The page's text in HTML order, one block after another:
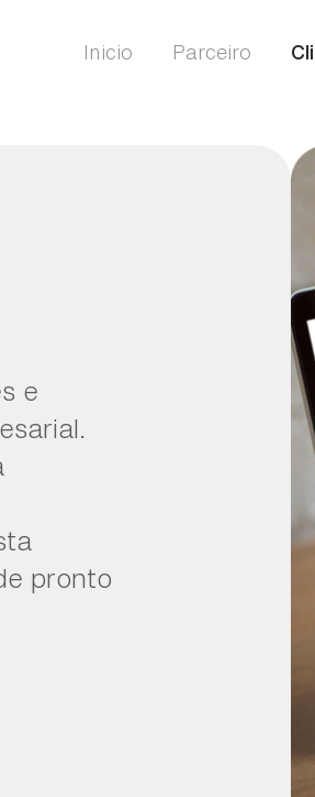
Inicio Parceiro
e
pronto